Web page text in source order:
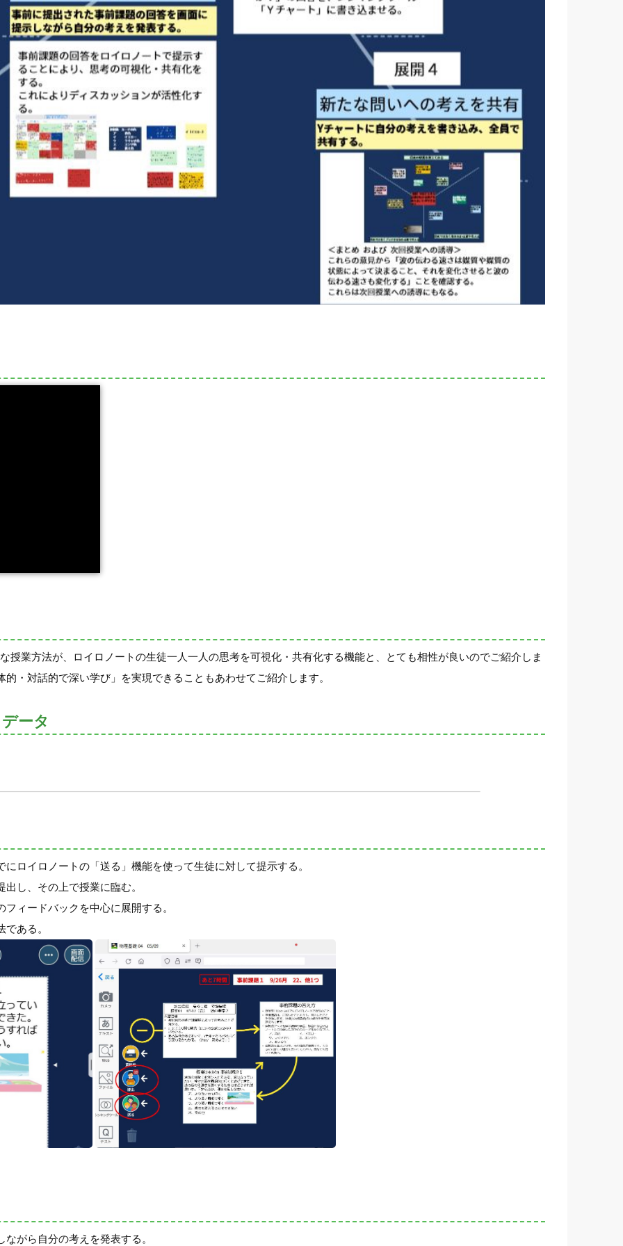
授業方法が、ロイロノートの生徒一人一人の思考を可視化・共有化する機能と、とても相性が良いのでご紹介しま
・対話的で深い学び」を実現できることもあわせてご紹介します。
ータ
ロイロノートの「送る」機能を使って生徒に対して提示する。
し、その上で授業に臨む。
ィードバックを中心に展開する。
ある。
がら自分の考えを発表する。